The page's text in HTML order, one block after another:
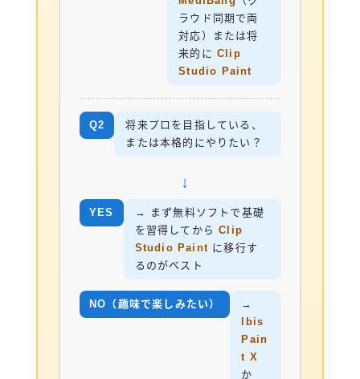
ラウド同期で両
対応）または将
来的にClip
Studio Paint
Q2
将来プロを目指している、
または本格的にやりたい？
↓
YES
→ まず無料ソフトで基礎
を習得してからClip
Studio Paint に移行す
るのがベスト
NO（趣味で楽しみたい）
→
Ibis
Pain
t X
か